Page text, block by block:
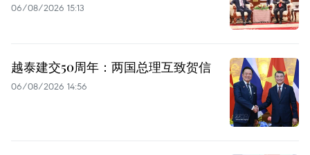
06/08/2026 15:13
越泰建交50周年：两国总理互致贺信
06/08/2026 14:56